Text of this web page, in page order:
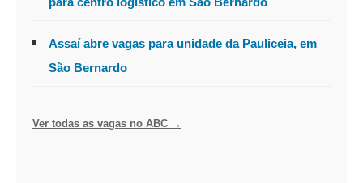
Assaí abre vagas para unidade da Pauliceia, em
São Bernardo
Ver todas as vagas no ABC →